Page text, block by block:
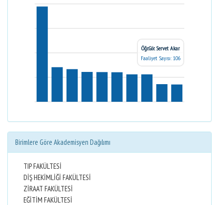
Öğr.Gör. Servet Akar
Faaliyet Sayısı: 106
Birimlere Göre Akademisyen Dağılımı
TIP FAKÜLTESİ
DİŞ HEKİMLİĞİ FAKÜLTESİ
ZİRAAT FAKÜLTESİ
EĞİTİM FAKÜLTESİ